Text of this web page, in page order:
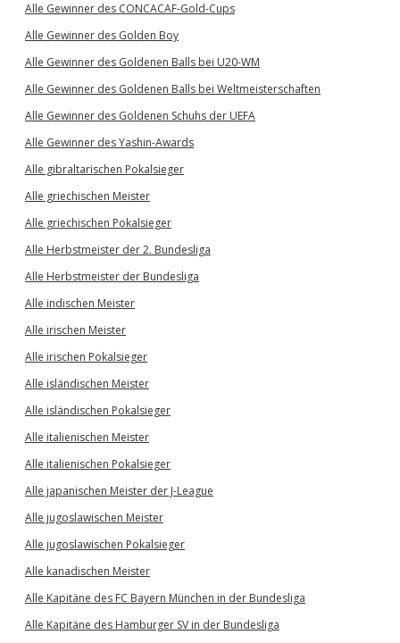
Alle Gewinner des CONCACAF-Gold-Cups
Alle Gewinner des Golden Boy
Alle Gewinner des Goldenen Balls bei U20-WM
Alle Gewinner des Goldenen Balls bei Weltmeisterschaften
Alle Gewinner des Goldenen Schuhs der UEFA
Alle Gewinner des Yashin-Awards
Alle gibraltarischen Pokalsieger
Alle griechischen Meister
Alle griechischen Pokalsieger
Alle Herbstmeister der 2. Bundesliga
Alle Herbstmeister der Bundesliga
Alle indischen Meister
Alle irischen Meister
Alle irischen Pokalsieger
Alle isländischen Meister
Alle isländischen Pokalsieger
Alle italienischen Meister
Alle italienischen Pokalsieger
Alle japanischen Meister der J-League
Alle jugoslawischen Meister
Alle jugoslawischen Pokalsieger
Alle kanadischen Meister
Alle Kapitäne des FC Bayern München in der Bundesliga
Alle Kapitäne des Hamburger SV in der Bundesliga